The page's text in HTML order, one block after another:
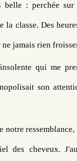
: perchée sur
la classe. Des
jamais rien
qui me
son
des cheveux.